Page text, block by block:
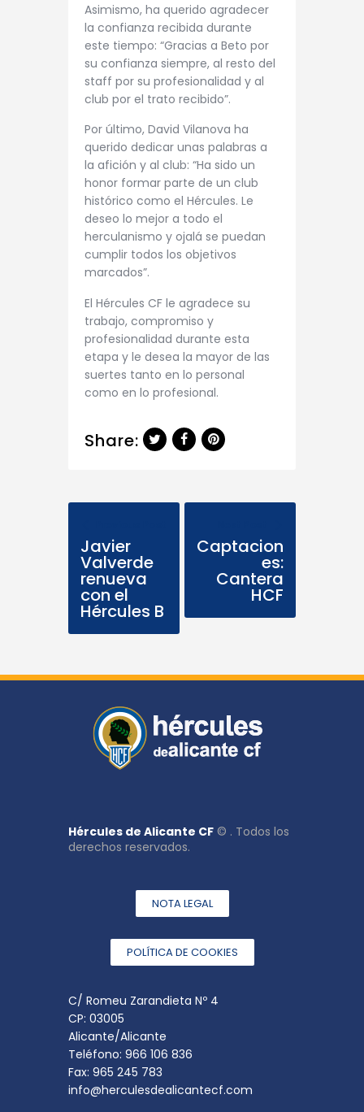
Asimismo, ha querido agradecer
la confianza recibida durante
este tiempo: “Gracias a Beto por
su confianza siempre, al resto del
staff por su profesionalidad y al
club por el trato recibido”.
Por último, David Vilanova ha
querido dedicar unas palabras a
la afición y al club: “Ha sido un
honor formar parte de un club
histórico como el Hércules. Le
deseo lo mejor a todo el
herculanismo y ojalá se puedan
cumplir todos los objetivos
marcados”.
El Hércules CF le agradece su
trabajo, compromiso y
profesionalidad durante esta
etapa y le desea la mayor de las
suertes tanto en lo personal
como en lo profesional.
Share:
Javier
Valverde
renueva
con el
Hércules B
Captacion
es:
Cantera
HCF
Hércules de Alicante CF © . Todos los
derechos reservados.
NOTA LEGAL
POLÍTICA DE COOKIES
C/ Romeu Zarandieta Nº 4
CP: 03005
Alicante/Alicante
Teléfono: 966 106 836
Fax: 965 245 783
info@herculesdealicantecf.com